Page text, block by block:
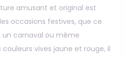
amusant et original est
occasions festives, que ce
un carnaval ou même
couleurs vives jaune et rouge, il